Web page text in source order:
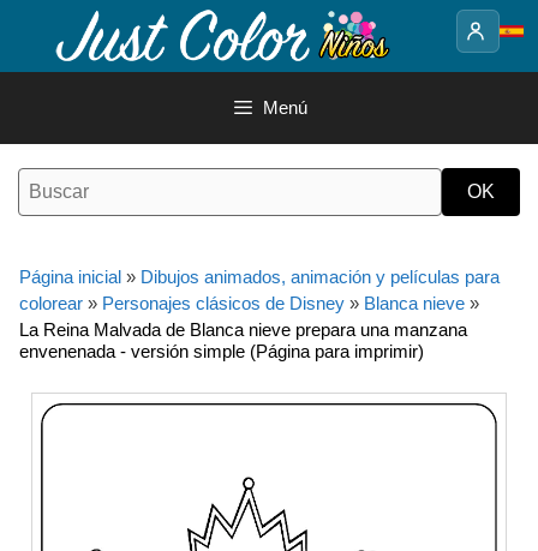
contenido
Menú
Página inicial » Dibujos animados, animación y películas para
colorear » Personajes clásicos de Disney » Blanca nieve »
La Reina Malvada de Blanca nieve prepara una manzana
envenenada - versión simple (Página para imprimir)